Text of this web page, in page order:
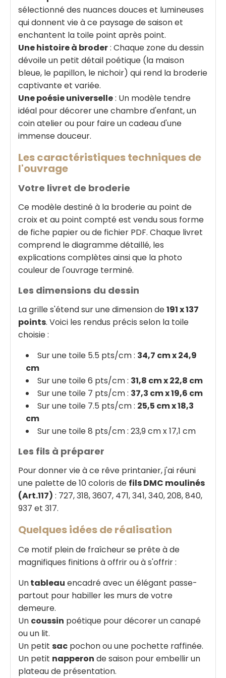
sélectionné des nuances douces et lumineuses
qui donnent vie à ce paysage de saison et
enchantent la toile point après point.
Une histoire à broder: Chaque zone du dessin
dévoile un petit détail poétique (la maison
bleue, le papillon, le nichoir) qui rend la broderie
captivante et variée.
Une poésie universelle: Un modèle tendre
idéal pour décorer une chambre d'enfant, un
coin atelier ou pour faire un cadeau d'une
immense douceur.
Les caractéristiques techniques de
l'ouvrage
Votre livret de broderie
Ce modèle destiné à la broderie au point de
croix et au point compté est vendu sous forme
de fiche papier ou de fichier PDF. Chaque livret
comprend le diagramme détaillé, les
explications complètes ainsi que la photo
couleur de l'ouvrage terminé.
Les dimensions du dessin
La grille s'étend sur une dimension de191 x 137
points. Voici les rendus précis selon la toile
choisie :
Sur une toile 5.5 pts/cm : 34,7 cm x 24,9
cm
Sur une toile 6 pts/cm : 31,8 cm x 22,8 cm
Sur une toile 7 pts/cm : 37,3 cm x 19,6 cm
Sur une toile 7.5 pts/cm : 25,5 cm x 18,3
cm
Sur une toile 8 pts/cm : 23,9 cm x 17,1 cm
Les fils à préparer
Pour donner vie à ce rêve printanier, j'ai réuni
une palette de 10 coloris de fils DMC moulinés
(Art.117) : 727, 318, 3607, 471, 341, 340, 208, 840,
937 et 317.
Quelques idées de réalisation
Ce motif plein de fraîcheur se prête à de
magnifiques finitions à offrir ou à s'offrir :
Untableau encadré avec un élégant passe-
partout pour habiller les murs de votre
demeure.
Un coussin poétique pour décorer un canapé
ou un lit.
Un petit sac pochon ou une pochette raffinée.
Un petit napperon de saison pour embellir un
plateau de présentation.